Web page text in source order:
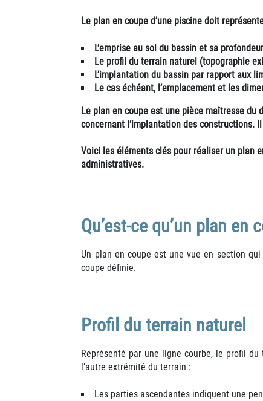
Le plan en coupe d’une piscine doit
L’emprise au sol du bassin et sa
Le profil du terrain naturel (topographie
L’implantation du bassin par rapport aux
Le cas échéant, l’emplacement et les
Le plan en coupe est une pièce maîtresse du
concernant l’implantation des constructions.
Voici les éléments clés pour réaliser un plan
administratives.
Qu’est-ce qu’un plan en
Un plan en coupe est une vue en section
coupe définie.
Profil du terrain naturel
Représenté par une ligne courbe, le profil
l’autre extrémité du terrain :
Les parties ascendantes indiquent une